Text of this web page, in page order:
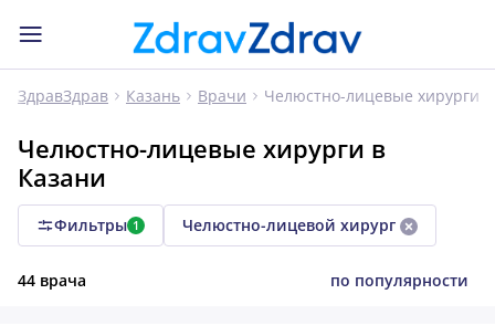
ЗдравЗдрав Казань Врачи Челюстно-лицевые хирурги
Челюстно-лицевые хирурги в
Казани
Фильтры 1 Челюстно-лицевой хирург
44 врача по популярности